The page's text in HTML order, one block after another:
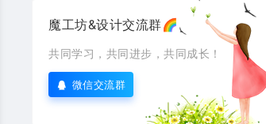
魔工坊&设计交流群🌈
共同学习，共同进步，共同成长！
微信交流群